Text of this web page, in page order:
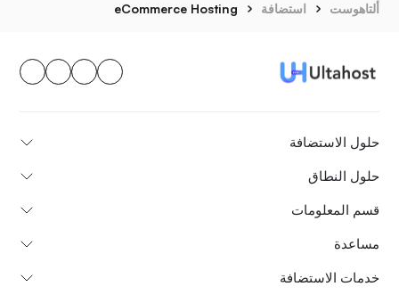
ألتاهوست استضافة eCommerce Hosting
حلول الاستضافة
حلول النطاق
قسم المعلومات
مساعدة
خدمات الاستضافة